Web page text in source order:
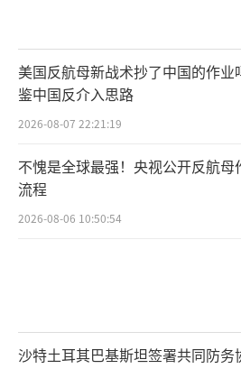
美国反航母新战术抄了中国的作业
鉴中国反介入思路
2026-08-07 22:21:19
不愧是全球最强！央视公开反航母
流程
2026-08-06 10:50:54
沙特土耳其巴基斯坦签署共同防务